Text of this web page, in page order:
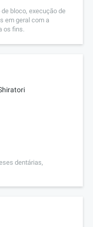
bloco, execução de
em geral com a
os fins.
dentárias,